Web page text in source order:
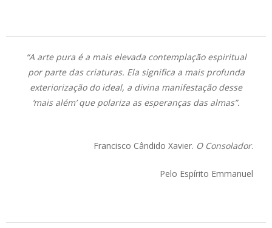
“A arte pura é a mais elevada contemplação espiritual
por parte das criaturas. Ela significa a mais profunda
exteriorização do ideal, a divina manifestação desse
‘mais além’ que polariza as esperanças das almas”.
Francisco Cândido Xavier. O Consolador.
Pelo Espírito Emmanuel